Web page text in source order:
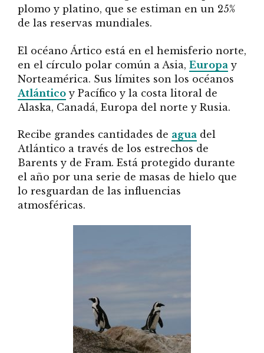
plomo y platino, que se estiman en un 25%
de las reservas mundiales.
El océano Ártico está en el hemisferio norte,
en el círculo polar común a Asia, Europa y
Norteamérica. Sus límites son los océanos
Atlántico y Pacífico y la costa litoral de
Alaska, Canadá, Europa del norte y Rusia.
Recibe grandes cantidades de agua del
Atlántico a través de los estrechos de
Barents y de Fram. Está protegido durante
el año por una serie de masas de hielo que
lo resguardan de las influencias
atmosféricas.